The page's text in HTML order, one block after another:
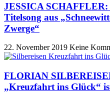
JESSICA
Titelsong aus
Zwerge“
22. November 2019 Keine
FLORIAN
„Kreuzfahrt ins Glück“